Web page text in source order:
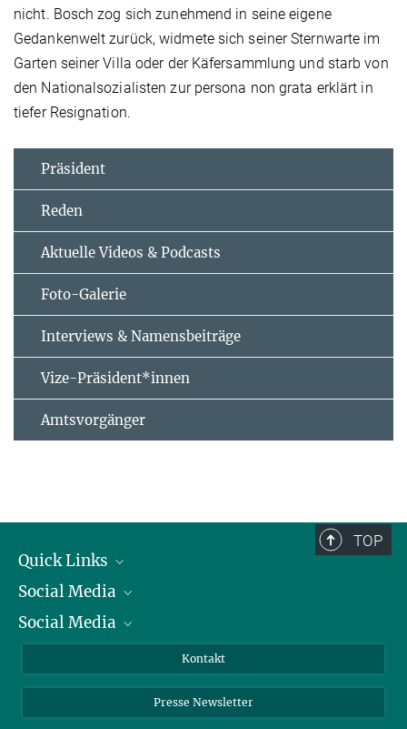
nicht. Bosch zog sich zunehmend in seine eigene
Gedankenwelt zurück, widmete sich seiner Sternwarte im
Garten seiner Villa oder der Käfersammlung und starb von
den Nationalsozialisten zur persona non grata erklärt in
tiefer Resignation.
Präsident
Reden
Aktuelle Videos & Podcasts
Foto-Galerie
Interviews & Namensbeiträge
Vize-Präsident*innen
Amtsvorgänger
TOP
Quick Links
Präsident
Zahlen und Fakten
Social Media
Bluesky
TikTok
Social Media
Instagram
YouTube
Kontakt
Presse Newsletter